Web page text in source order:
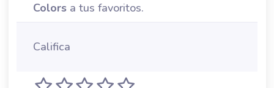
Colors a tus favoritos.
Califica